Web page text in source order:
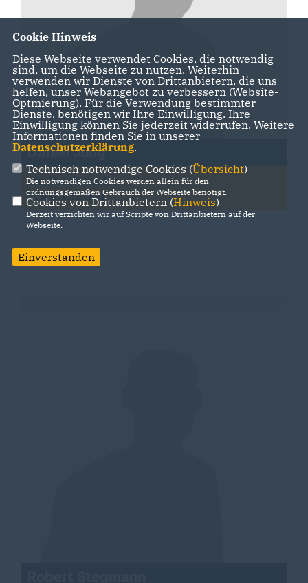
Daniel Jung
stv. Vorsitzender
Friedrichsthal
Cookie Hinweis
Diese Webseite verwendet Cookies, die notwendig
sind, um die Webseite zu nutzen. Weiterhin
verwenden wir Dienste von Drittanbietern, die uns
helfen, unser Webangebot zu verbessern (Website-
Optmierung). Für die Verwendung bestimmter
Dienste, benötigen wir Ihre Einwilligung. Ihre
Einwilligung können Sie jederzeit widerrufen. Weitere
Informationen finden Sie in unserer
Datenschutzerklärung.
Technisch notwendige Cookies (Übersicht)
Die notwendigen Cookies werden allein für den
ordnungsgemäßen Gebrauch der Webseite benötigt.
Cookies von Drittanbietern (Hinweis)
Derzeit verzichten wir auf Scripte von Drittanbietern auf der
Webseite.
Einverstanden